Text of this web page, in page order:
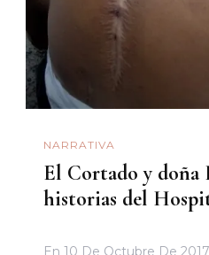
NARRATIVA
El Cortado y doña
historias del
En 10 De Octubre De 2017